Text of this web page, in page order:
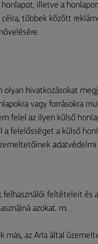
illetve a
többek között
hivatkozásokat
vagy forrásokra
felel az ilyen külső
felelősséget a külső
felhasználói feltételeit és
azokat. m.
más, az Arla által